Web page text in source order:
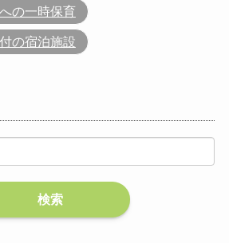
の一時保育
の宿泊施設